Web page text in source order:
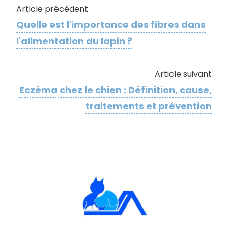
Article précédent
Quelle est l'importance des fibres dans
l'alimentation du lapin ?
Article suivant
Eczéma chez le chien : Définition, cause,
traitements et prévention